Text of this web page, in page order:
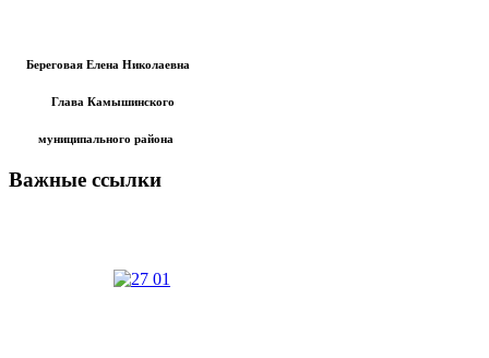
Береговая Елена Николаевна
Глава Камышинского
муниципального района
Важные ссылки